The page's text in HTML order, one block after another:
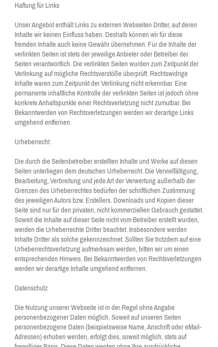
Haftung für Links
Unser Angebot enthält Links zu externen Webseiten Dritter, auf deren
Inhalte wir keinen Einfluss haben. Deshalb können wir für diese
fremden Inhalte auch keine Gewähr übernehmen. Für die Inhalte der
verlinkten Seiten ist stets der jeweilige Anbieter oder Betreiber der
Seiten verantwortlich. Die verlinkten Seiten wurden zum Zeitpunkt der
Verlinkung auf mögliche Rechtsverstöße überprüft. Rechtswidrige
Inhalte waren zum Zeitpunkt der Verlinkung nicht erkennbar. Eine
permanente inhaltliche Kontrolle der verlinkten Seiten ist jedoch ohne
konkrete Anhaltspunkte einer Rechtsverletzung nicht zumutbar. Bei
Bekanntwerden von Rechtsverletzungen werden wir derartige Links
umgehend entfernen.
Urheberrecht
Die durch die Seitenbetreiber erstellten Inhalte und Werke auf diesen
Seiten unterliegen dem deutschen Urheberrecht. Die Vervielfältigung,
Bearbeitung, Verbreitung und jede Art der Verwertung außerhalb der
Grenzen des Urheberrechtes bedürfen der schriftlichen Zustimmung
des jeweiligen Autors bzw. Erstellers. Downloads und Kopien dieser
Seite sind nur für den privaten, nicht kommerziellen Gebrauch gestattet.
Soweit die Inhalte auf dieser Seite nicht vom Betreiber erstellt wurden,
werden die Urheberrechte Dritter beachtet. Insbesondere werden
Inhalte Dritter als solche gekennzeichnet. Sollten Sie trotzdem auf eine
Urheberrechtsverletzung aufmerksam werden, bitten wir um einen
entsprechenden Hinweis. Bei Bekanntwerden von Rechtsverletzungen
werden wir derartige Inhalte umgehend entfernen.
Datenschutz
Die Nutzung unserer Webseite ist in der Regel ohne Angabe
personenbezogener Daten möglich. Soweit auf unseren Seiten
personenbezogene Daten (beispielsweise Name, Anschrift oder eMail-
Adressen) erhoben werden, erfolgt dies, soweit möglich, stets auf